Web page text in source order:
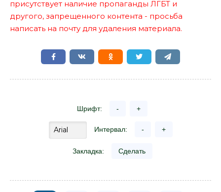
присутствует наличие пропаганды ЛГБТ и
другого, запрещенного контента - просьба
написать на почту для удаления материала.
Шрифт: - +
Интервал: - +
Закладка: Сделать